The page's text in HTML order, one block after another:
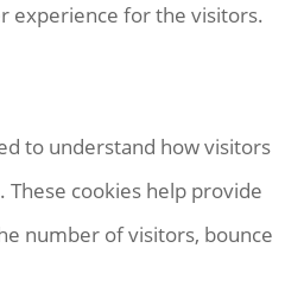
experience for the visitors.
to understand how visitors
cookies help provide
number of visitors, bounce